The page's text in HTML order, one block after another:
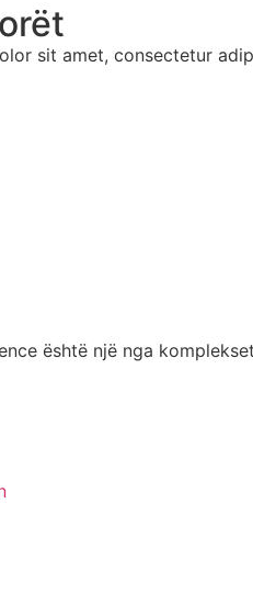
sit amet, consectetur
është një nga